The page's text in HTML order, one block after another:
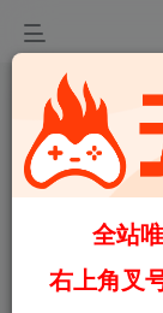
全站
右上角叉